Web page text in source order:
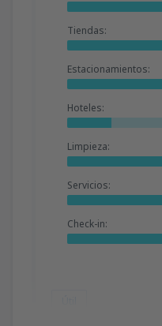
Tiendas:
Estacionamientos:
Hoteles:
Limpieza:
Servicios:
Check-in: